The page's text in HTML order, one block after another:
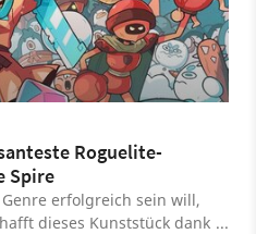
Roguelite-
Spire
erfolgreich sein will,
dieses Kunststück dank